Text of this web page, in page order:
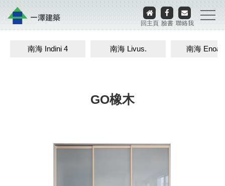
聯絡我
臉書
回主頁
南海 Indini 4 南海 Livus. 南海
GO橡木